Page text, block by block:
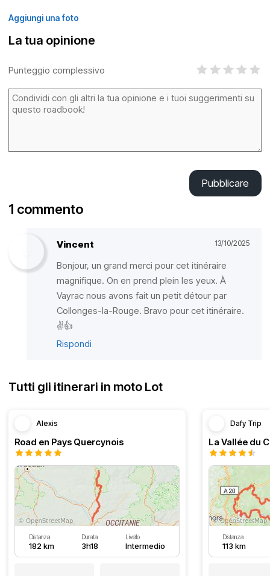
Aggiungi una foto
La tua opinione
Punteggio complessivo
Pubblicare
1 commento
Vincent 13/10/2025
Bonjour, un grand merci pour cet itinéraire
magnifique. On en prend plein les yeux. À
Vayrac nous avons fait un petit détour par
Collonges-la-Rouge. Bravo pour cet itinéraire.
✌️👍
Rispondi
Tutti gli itinerari in moto Lot
Alexis
Road en Pays Quercynois
Distanza
182 km
Durata
3h18
Livello
Intermedio
Dafy Trip
La Vallée du
Distanza
113 km